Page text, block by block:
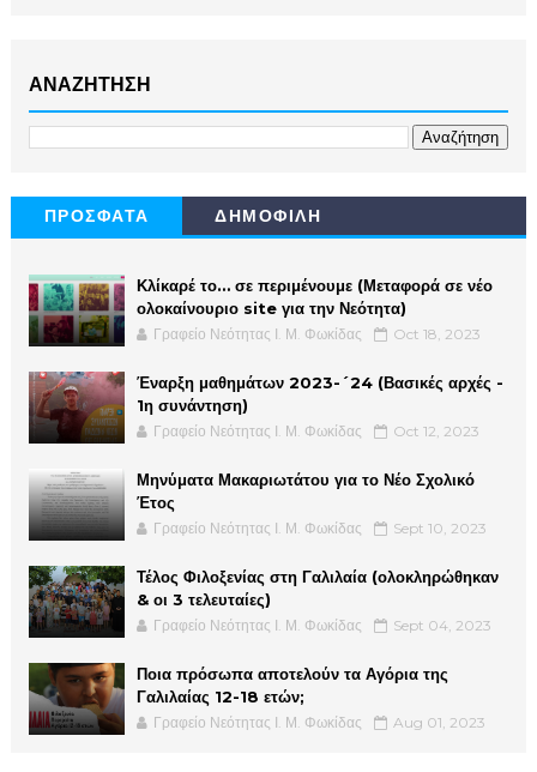
ΑΝΑΖΗΤΗΣΗ
ΠΡΟΣΦΑΤΑ ΔΗΜΟΦΙΛΗ
Κλίκαρέ το… σε περιμένουμε (Μεταφορά σε νέο
ολοκαίνουριο site για την Νεότητα)
Γραφείο Νεότητας Ι. Μ. Φωκίδας Oct 18, 2023
Έναρξη μαθημάτων 2023-´24 (Βασικές αρχές -
1η συνάντηση)
Γραφείο Νεότητας Ι. Μ. Φωκίδας Oct 12, 2023
Μηνύματα Μακαριωτάτου για το Νέο Σχολικό
Έτος
Γραφείο Νεότητας Ι. Μ. Φωκίδας Sept 10, 2023
Τέλος Φιλοξενίας στη Γαλιλαία (ολοκληρώθηκαν
& οι 3 τελευταίες)
Γραφείο Νεότητας Ι. Μ. Φωκίδας Sept 04, 2023
Ποια πρόσωπα αποτελούν τα Αγόρια της
Γαλιλαίας 12-18 ετών;
Γραφείο Νεότητας Ι. Μ. Φωκίδας Aug 01, 2023